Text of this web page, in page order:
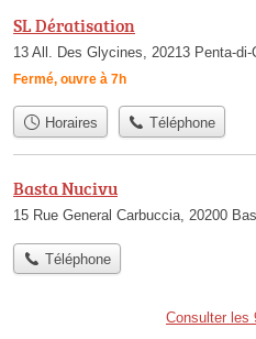
SL Dératisation
13 All. Des Glycines, 20213 Penta-di-
Fermé, ouvre à 7h
Horaires Téléphone
Basta Nucivu
15 Rue General Carbuccia, 20200
Téléphone
Consulter les